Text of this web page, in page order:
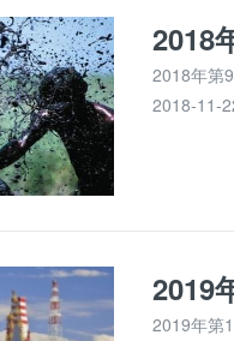
2018年第
2018-11-
2019年第